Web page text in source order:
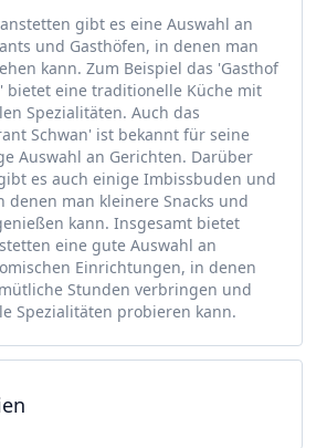
gibt es eine Auswahl an
und Gasthöfen, in denen man
kann. Zum Beispiel das 'Gasthof
bietet eine traditionelle Küche mit
Spezialitäten. Auch das
Schwan' ist bekannt für seine
Auswahl an Gerichten. Darüber
es auch einige Imbissbuden und
denen man kleinere Snacks und
kann. Insgesamt bietet
eine gute Auswahl an
Einrichtungen, in denen
Stunden verbringen und
Spezialitäten probieren kann.